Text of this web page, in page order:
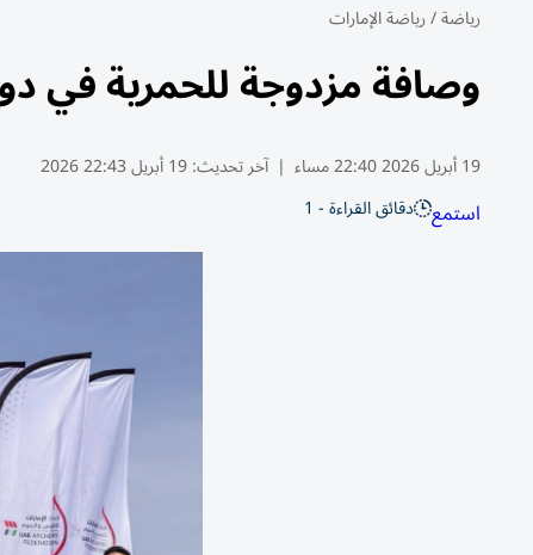
رياضة/رياضة الإمارات
وصافة مزدوجة للحمرية في
19 أبريل 2026 22:40 مساء | آخر تحديث:19 أبريل 22:43 2026
استمع دقائق القراءة - 1